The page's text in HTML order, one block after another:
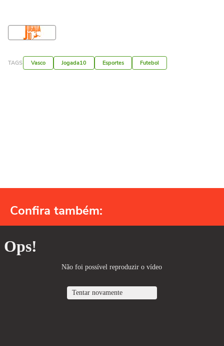
TAGS Vasco Jogada10 Esportes Futebol
Confira também: